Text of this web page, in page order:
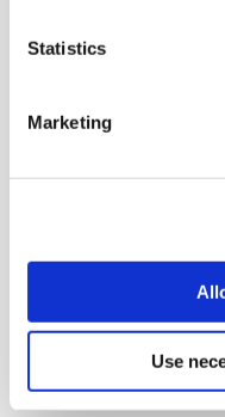
Statistics
Marketing
Use
Følg os på Facebook...